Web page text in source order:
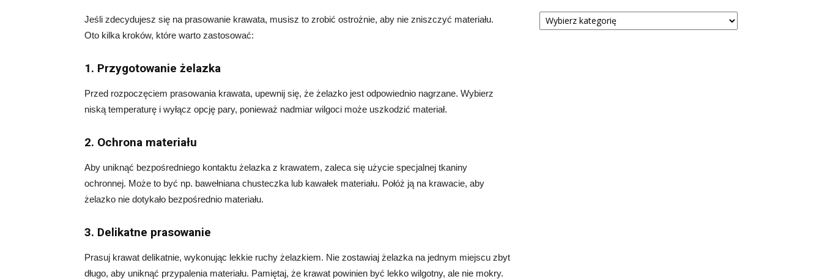
Jeśli zdecydujesz się na prasowanie krawata, musisz to zrobić ostrożnie, aby nie zniszczyć materiału.
Oto kilka kroków, które warto zastosować:
1. Przygotowanie żelazka
Przed rozpoczęciem prasowania krawata, upewnij się, że żelazko jest odpowiednio nagrzane. Wybierz
niską temperaturę i wyłącz opcję pary, ponieważ nadmiar wilgoci może uszkodzić materiał.
2. Ochrona materiału
Aby uniknąć bezpośredniego kontaktu żelazka z krawatem, zaleca się użycie specjalnej tkaniny
ochronnej. Może to być np. bawełniana chusteczka lub kawałek materiału. Połóż ją na krawacie, aby
żelazko nie dotykało bezpośrednio materiału.
3. Delikatne prasowanie
Prasuj krawat delikatnie, wykonując lekkie ruchy żelazkiem. Nie zostawiaj żelazka na jednym miejscu zbyt
długo, aby uniknąć przypalenia materiału. Pamiętaj, że krawat powinien być lekko wilgotny, ale nie mokry.
Kategorie